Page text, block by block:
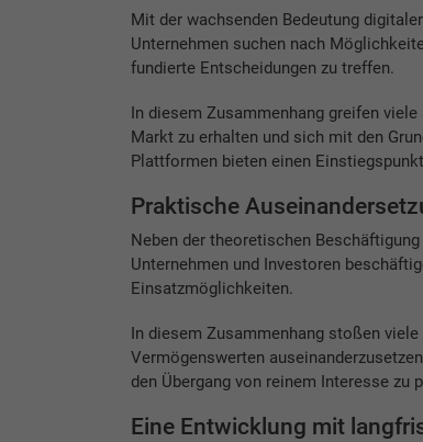
Mit der wachsenden Bedeutung
Unternehmen suchen nach
fundierte Entscheidungen zu treffen.
In diesem Zusammenhang greifen
Markt zu erhalten und sich mit den
Plattformen bieten einen
Praktische
Neben der theoretischen
Unternehmen und Investoren
Einsatzmöglichkeiten.
In diesem Zusammenhang stoßen
Vermögenswerten
den Übergang von reinem Interesse zu
Eine Entwicklung mit